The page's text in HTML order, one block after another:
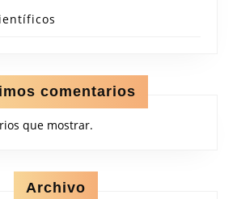
comentarios
que mostrar.
Archivo